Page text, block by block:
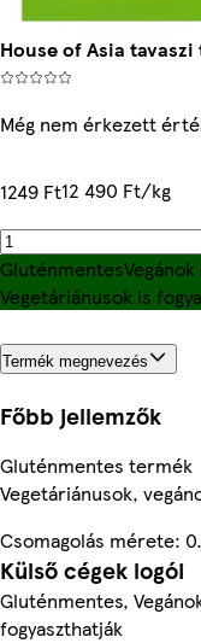
House of Asia
Még nem érkezett
1249 Ft12 490 Ft/kg
Gluténmentes
Vegetáriánusok is
Termék megnevezés
Főbb jellemzők
Gluténmentes termék
Vegetáriánusok,
Csomagolás mérete:
Külső cégek logói
Gluténmentes,
fogyaszthatják